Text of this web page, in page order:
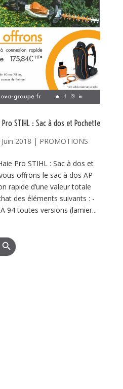
STIHL : Sac à dos et Pochette
2018 | PROMOTIONS
Pro STIHL : Sac à dos et
offrons le sac à dos AP
rapide d’une valeur totale
des éléments suivants : -
94 toutes versions (lamier...
Button